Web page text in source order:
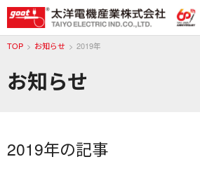
お知らせ
TOP お知らせ 2019年
2019年の記事